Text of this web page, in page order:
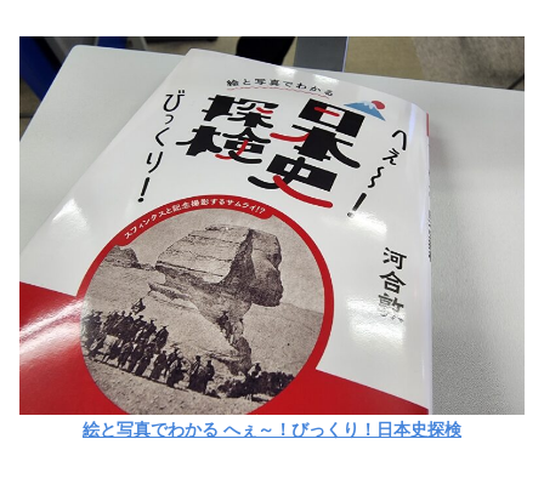
絵と写真でわかる へぇ～！びっくり！日本史探検